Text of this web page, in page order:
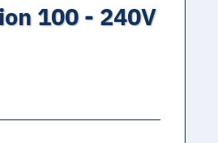
100 - 240V